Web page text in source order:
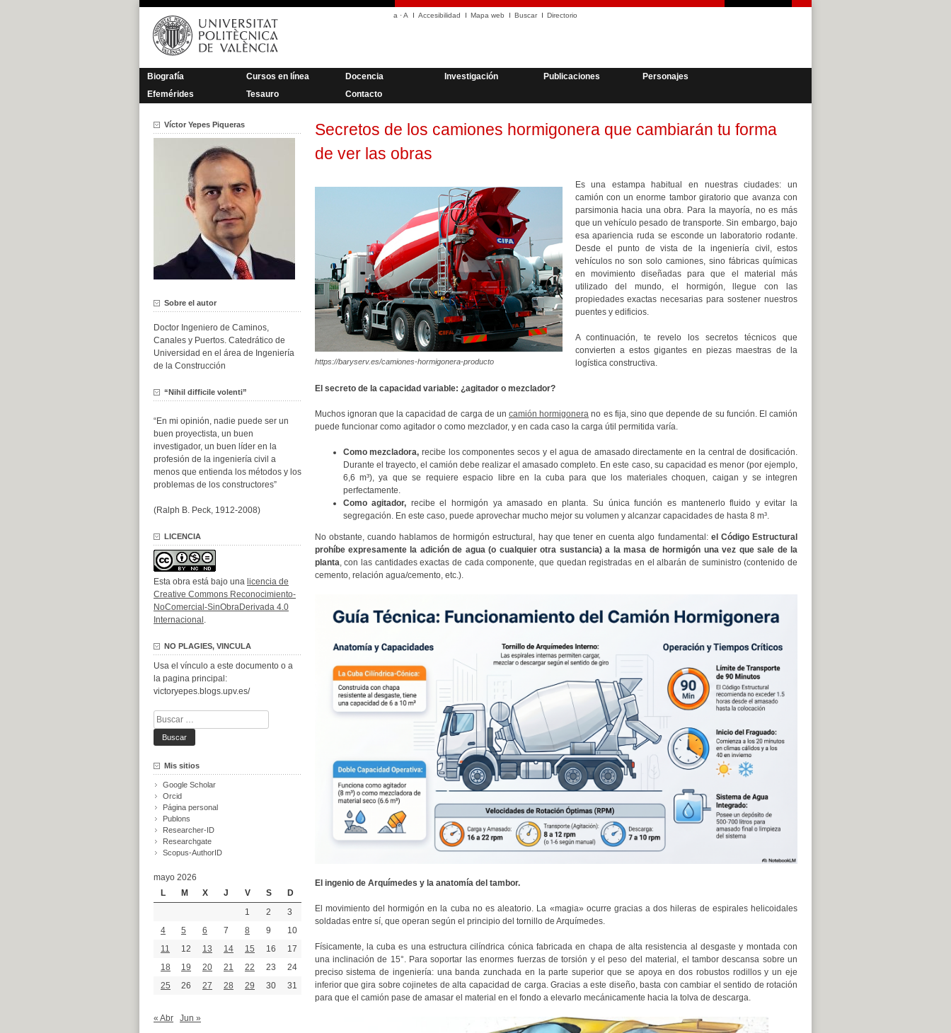
Saltar
contenido
a ·A Accesibilidad Mapa web Buscar Directorio
Biografía Cursos en línea Docencia Investigación Publicaciones
Personajes
Efemérides
Tesauro Contacto
Secretos de los camiones hormigonera que cambiarán tu forma
de ver las obras
https://baryserv.es/camiones-hormigonera-producto
Es una estampa habitual en nuestras ciudades: un
camión con un enorme tambor giratorio que avanza con
parsimonia hacia una obra. Para la mayoría, no es más
que un vehículo pesado de transporte. Sin embargo, bajo
esa apariencia ruda se esconde un laboratorio rodante.
Desde el punto de vista de la ingeniería civil, estos
vehículos no son solo camiones, sino fábricas químicas
en movimiento diseñadas para que el material más
utilizado del mundo, el hormigón, llegue con las
propiedades exactas necesarias para sostener nuestros
puentes y edificios.
A continuación, te revelo los secretos técnicos que
convierten a estos gigantes en piezas maestras de la
logística constructiva.
El secreto de la capacidad variable: ¿agitador o mezclador?
Muchos ignoran que la capacidad de carga de un camión hormigonera no es fija, sino que depende de su función. El camión
puede funcionar como agitador o como mezclador, y en cada caso la carga útil permitida varía.
Como mezcladora, recibe los componentes secos y el agua de amasado directamente en la central de dosificación.
Durante el trayecto, el camión debe realizar el amasado completo. En este caso, su capacidad es menor (por ejemplo,
6,6 m³), ya que se requiere espacio libre en la cuba para que los materiales choquen, caigan y se integren
perfectamente.
Como agitador, recibe el hormigón ya amasado en planta. Su única función es mantenerlo fluido y evitar la
segregación. En este caso, puede aprovechar mucho mejor su volumen y alcanzar capacidades de hasta 8 m³.
No obstante, cuando hablamos de hormigón estructural, hay que tener en cuenta algo fundamental: el Código Estructural
prohíbe expresamente la adición de agua (o cualquier otra sustancia) a la masa de hormigón una vez que sale de la
planta, con las cantidades exactas de cada componente, que quedan registradas en el albarán de suministro (contenido de
cemento, relación agua/cemento, etc.).
El ingenio de Arquímedes y la anatomía del tambor.
El movimiento del hormigón en la cuba no es aleatorio. La «magia» ocurre gracias a dos hileras de espirales helicoidales
soldadas entre sí, que operan según el principio del tornillo de Arquímedes.
Físicamente, la cuba es una estructura cilíndrica cónica fabricada en chapa de alta resistencia al desgaste y montada con
una inclinación de 15°. Para soportar las enormes fuerzas de torsión y el peso del material, el tambor descansa sobre un
preciso sistema de ingeniería: una banda zunchada en la parte superior que se apoya en dos robustos rodillos y un eje
inferior que gira sobre cojinetes de alta capacidad de carga. Gracias a este diseño, basta con cambiar el sentido de rotación
para que el camión pase de amasar el material en el fondo a elevarlo mecánicamente hacia la tolva de descarga.
Víctor Yepes Piqueras
Sobre el autor
Doctor Ingeniero de Caminos,
Canales y Puertos. Catedrático de
Universidad en el área de Ingeniería
de la Construcción
“Nihil difficile volenti”
“En mi opinión, nadie puede ser un
buen proyectista, un buen
investigador, un buen líder en la
profesión de la ingeniería civil a
menos que entienda los métodos y los
problemas de los constructores”
(Ralph B. Peck, 1912-2008)
LICENCIA
Esta obra está bajo una licencia de
Creative Commons Reconocimiento-
NoComercial-SinObraDerivada 4.0
Internacional .
NO PLAGIES, VINCULA
Usa el vínculo a este documento o a
la pagina principal:
victoryepes.blogs.upv.es/
Buscar:
Mis sitios
Google Scholar
Orcid
Página personal
Publons
Researcher-ID
Researchgate
Scopus-AuthorID
mayo 2026
L
M X J V S
D
1
2
3
4
5 6 7 8 9
10
11
12 13 14 15 16
17
18
19 20 21 22 23
24
25
26 27 28 29 30 31
« Abr Jun »